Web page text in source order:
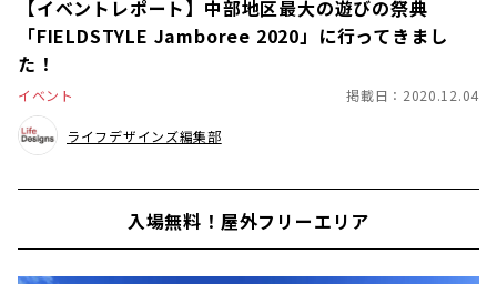
【イベントレポート】中部地区最大の遊びの祭典
「FIELDSTYLE Jamboree 2020」に行ってきまし
た！
イベント 掲載日：2020.12.04
ライフデザインズ編集部
入場無料！屋外フリーエリア